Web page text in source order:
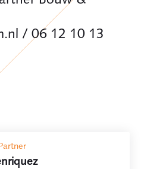
/ 06 12 10 13